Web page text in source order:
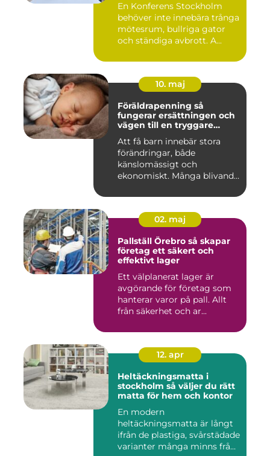
En Konferens Stockholm
behöver inte innebära trånga
mötesrum, bullriga gator
och ständiga avbrott. A...
10. maj
Föräldrapenning så
fungerar ersättningen och
vägen till en tryggare
Att få barn innebär stora
förändringar, både
känslomässigt och
ekonomiskt. Många blivande
02. maj
Pallställ Örebro så skapar
företag ett säkert och
effektivt lager
Ett välplanerat lager är
avgörande för företag som
hanterar varor på pall. Allt
från säkerhet och ar...
12. apr
Heltäckningsmatta i
stockholm så väljer du rätt
matta för hem och kontor
En modern
heltäckningsmatta är långt
ifrån de plastiga, svårstädade
varianter många minns från